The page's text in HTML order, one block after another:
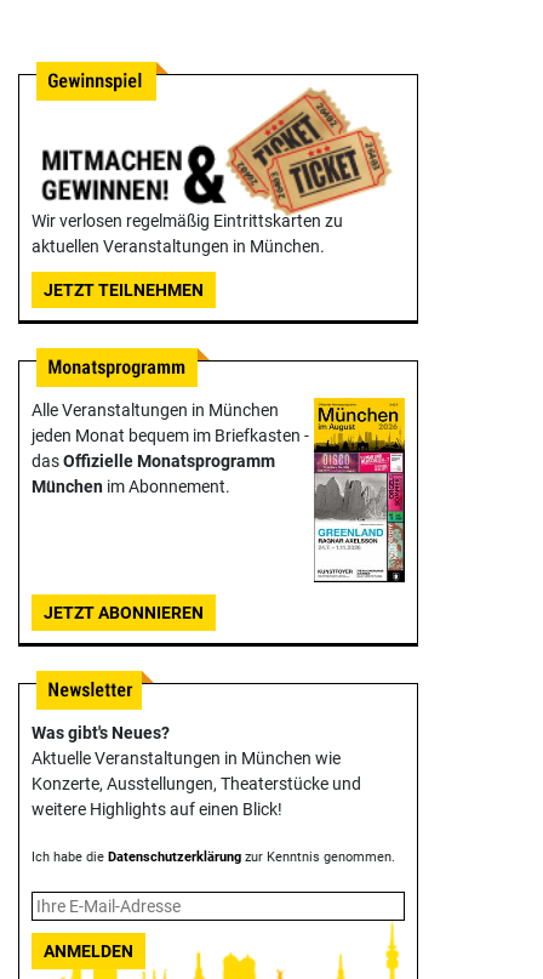
Wir verlosen regelmäßig Eintrittskarten zu
aktuellen Veranstaltungen in München.
JETZT TEILNEHMEN
Alle Veranstaltungen in München
jeden Monat bequem im Briefkasten -
dasOffizielle Monats­programm
München im Abonnement.
JETZT ABONNIEREN
Was gibt's Neues?
Aktuelle Veranstaltungen in München wie
Konzerte, Ausstellungen, Theater­stücke und
weitere Highlights auf einen Blick!
Ich habe die Datenschutzerklärung zur Kenntnis genommen.
ANMELDEN